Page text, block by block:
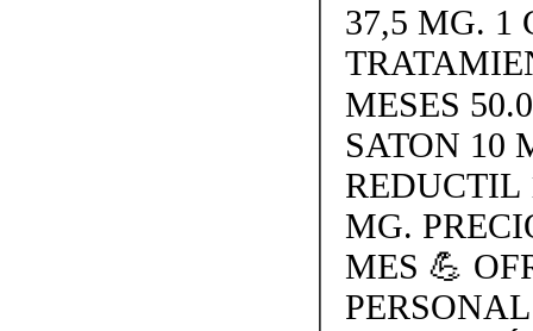
37,5 MG. 1
MESES
SATON 10
REDUCTIL
MG.
MES 💪